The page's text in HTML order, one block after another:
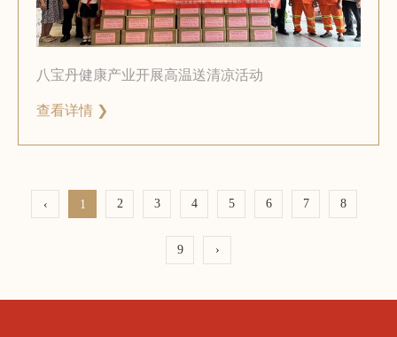
八宝丹健康产业开展高温送清凉活动
查看详情 ❯
‹ 1 2 3 4 5 6 7 8
9 ›